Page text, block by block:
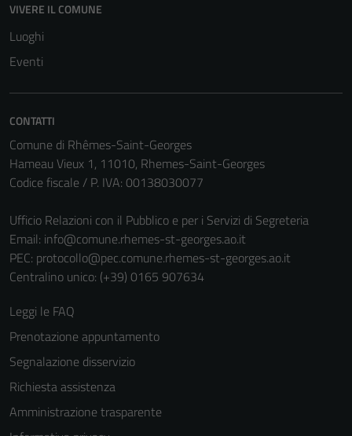
VIVERE IL COMUNE
Luoghi
Eventi
CONTATTI
Comune di Rhêmes-Saint-Georges
Hameau Vieux 1, 11010, Rhemes-Saint-Georges
Codice fiscale / P. IVA: 00138030077
Ufficio Relazioni con il Pubblico e per i Servizi di Segreteria
Email: info@comune.rhemes-st-georges.ao.it
PEC: protocollo@pec.comune.rhemes-st-georges.ao.it
Centralino unico: (+39) 0165 907634
Leggi le FAQ
Prenotazione appuntamento
Segnalazione disservizio
Richiesta assistenza
Amministrazione trasparente